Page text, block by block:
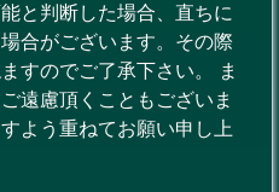
と判断した場合、直ちに
合がございます。その際
すのでご了承下さい。 ま
遠慮頂くこともございま
よう重ねてお願い申し上